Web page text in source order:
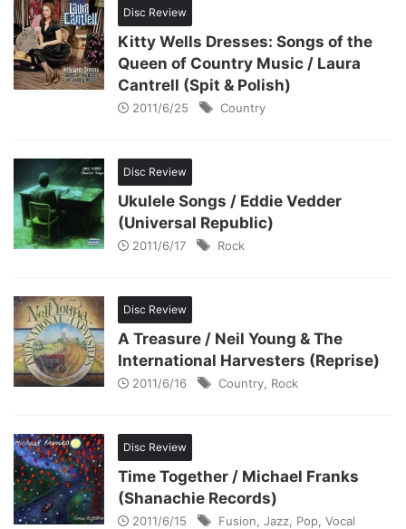
Disc Review
Kitty Wells Dresses: Songs of the
Queen of Country Music / Laura
Cantrell (Spit & Polish)
2011/6/25 Country
Disc Review
Ukulele Songs / Eddie Vedder
(Universal Republic)
2011/6/17 Rock
Disc Review
A Treasure / Neil Young & The
International Harvesters (Reprise)
2011/6/16 Country Rock
Disc Review
Time Together / Michael Franks
(Shanachie Records)
2011/6/15 Fusion Jazz Pop Vocal